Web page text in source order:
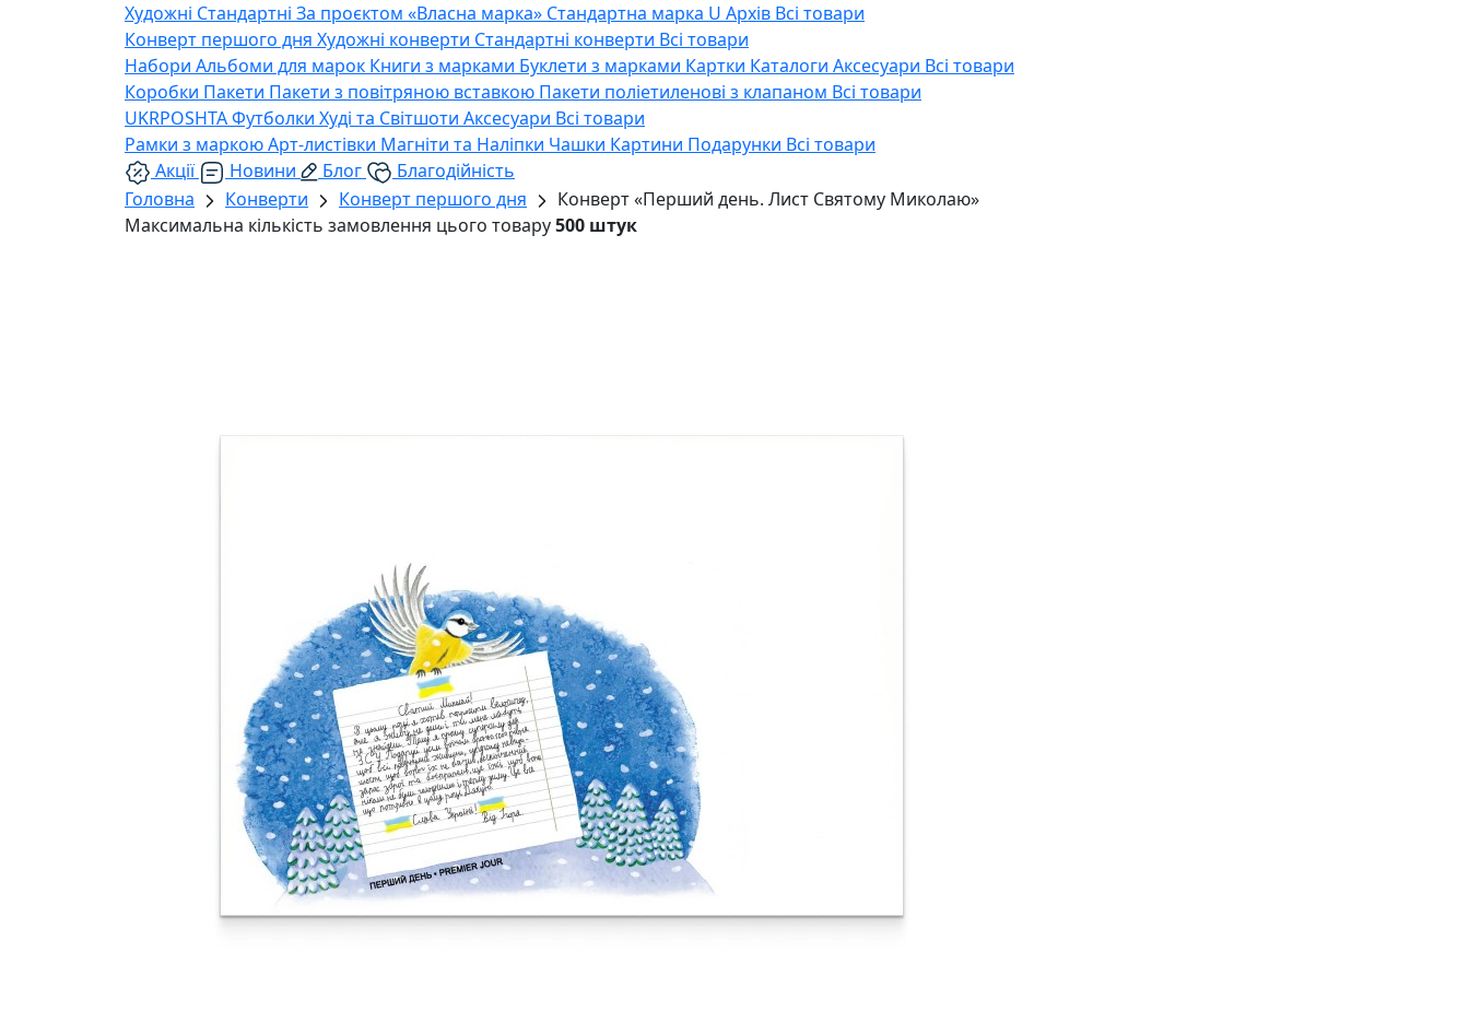
Художні Стандартні За проєктом «Власна марка» Стандартна марка U Архів Всі товари
Конверт першого дня Художні конверти Стандартні конверти Всі товари
Набори Альбоми для марок Книги з марками Буклети з марками Картки Каталоги Аксесуари Всі товари
Коробки Пакети Пакети з повітряною вставкою Пакети поліетиленові з клапаном Всі товари
UKRPOSHTAФутболки Худі та Світшоти Аксесуари Всі товари
Рамки з маркоюАрт-листівки Магніти та Наліпки Чашки Картини Подарунки Всі товари
Акції
Новини Блог
Благодійність
Головна
Конверти Конверт першого дня
Конверт «Перший день. Лист Святому Миколаю»
Максимальна кількість замовлення цього товару500 штук